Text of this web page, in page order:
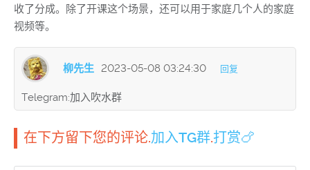
收了分成。除了开课这个场景，还可以用于家庭几个人的家庭
视频等。
柳先生 2023-05-08 03:24:30 回复
Telegram:加入吹水群
在下方留下您的评论.加入TG群.打赏🍗